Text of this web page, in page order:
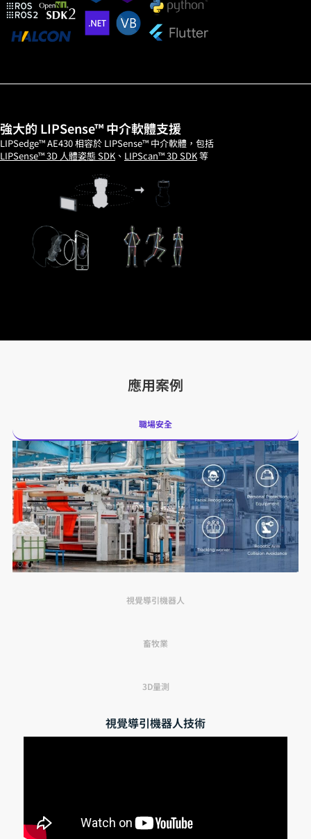
強大的 LIPSense™ 中介軟體支援
LIPSedge™ AE430 相容於 LIPSense™ 中介軟體，包括
LIPSense™ 3D 人體姿態 SDK 、 LIPScan™ 3D SDK等
應用案例
職場安全
視覺導引機器人
畜牧業
3D量測
視覺導引機器人技術